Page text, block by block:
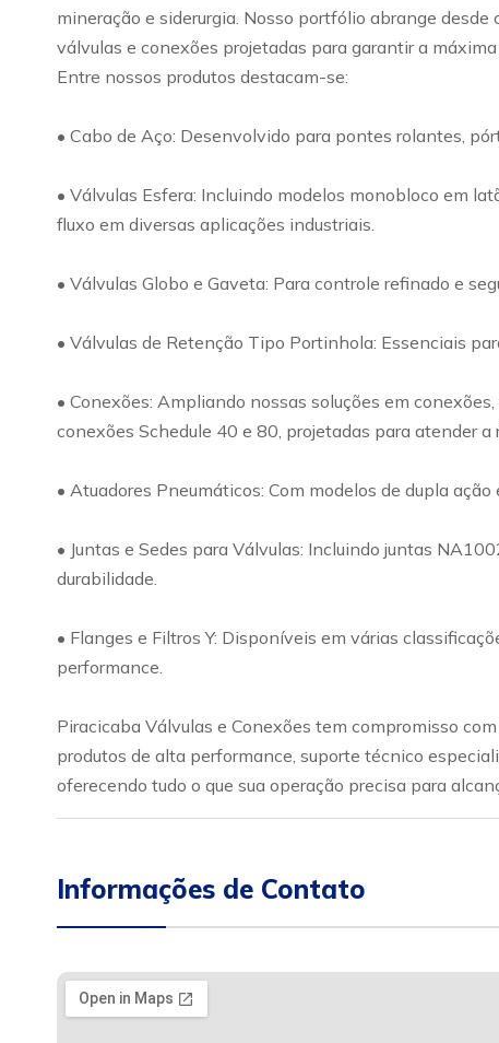
mineração e siderurgia. Nosso portfólio abrange
válvulas e conexões projetadas para garantir a
Entre nossos produtos destacam-se:
• Cabo de Aço: Desenvolvido para pontes rolantes,
• Válvulas Esfera: Incluindo modelos monobloco em
fluxo em diversas aplicações industriais.
• Válvulas Globo e Gaveta: Para controle refinado e
• Válvulas de Retenção Tipo Portinhola: Essenciais
• Conexões: Ampliando nossas soluções em
conexões Schedule 40 e 80, projetadas para atender a
• Atuadores Pneumáticos: Com modelos de dupla
• Juntas e Sedes para Válvulas: Incluindo juntas
durabilidade.
• Flanges e Filtros Y: Disponíveis em várias
performance.
Piracicaba Válvulas e Conexões tem compromisso
produtos de alta performance, suporte técnico
oferecendo tudo o que sua operação precisa para
Informações de Contato